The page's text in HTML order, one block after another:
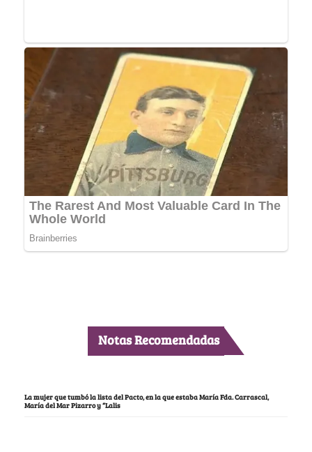
Notas Recomendadas
La mujer que tumbó la lista del Pacto, en la que estaba María Fda. Carrascal,
María del Mar Pizarro y “Lalis